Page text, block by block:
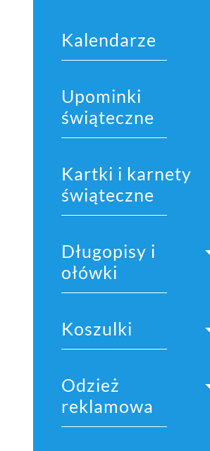
Kalendarze
Upominki
świąteczne
Kartki i karnety
świąteczne
Długopisy i
ołówki
Koszulki
Odzież
reklamowa